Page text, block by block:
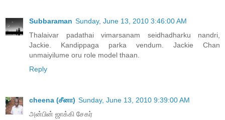
Subbaraman Sunday, June 13, 2010 3:46:00 AM
Thalaivar padathai vimarsanam seidhadharku nandri,
Jackie. Kandippaga parka vendum. Jackie Chan
unmaiyilume oru role model thaan.
Reply
cheena (சீனா) Sunday, June 13, 2010 9:39:00 AM
அன்பின் ஜாக்கி சேகர்